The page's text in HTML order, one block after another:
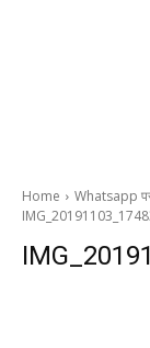
Home
Whatsapp पर